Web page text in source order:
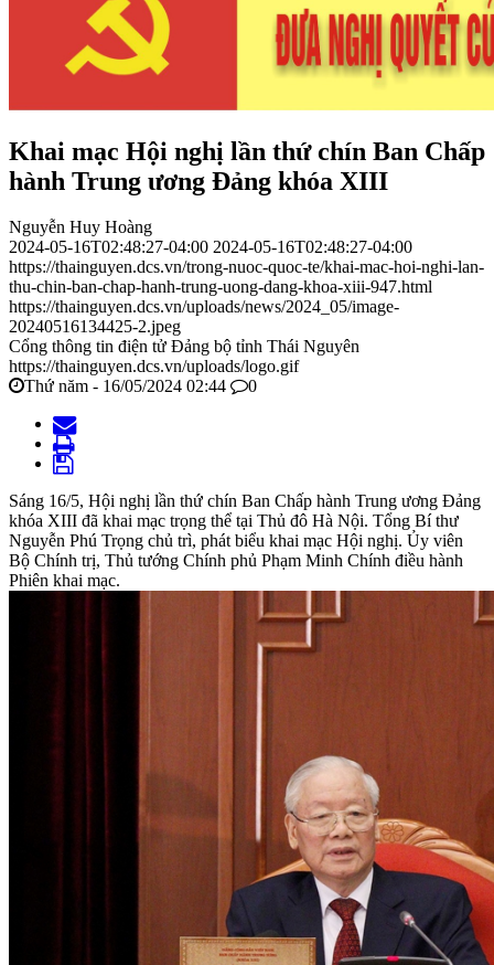
Khai mạc Hội nghị lần thứ chín Ban Chấp
hành Trung ương Đảng khóa XIII
Nguyễn Huy Hoàng
2024-05-16T02:48:27-04:00 2024-05-16T02:48:27-04:00
https://thainguyen.dcs.vn/trong-nuoc-quoc-te/khai-mac-hoi-nghi-lan-
thu-chin-ban-chap-hanh-trung-uong-dang-khoa-xiii-947.html
https://thainguyen.dcs.vn/uploads/news/2024_05/image-
20240516134425-2.jpeg
Cổng thông tin điện tử Đảng bộ tỉnh Thái Nguyên
https://thainguyen.dcs.vn/uploads/logo.gif
Thứ năm - 16/05/2024 02:44
0
Sáng 16/5, Hội nghị lần thứ chín Ban Chấp hành Trung ương Đảng
khóa XIII đã khai mạc trọng thể tại Thủ đô Hà Nội. Tổng Bí thư
Nguyễn Phú Trọng chủ trì, phát biểu khai mạc Hội nghị. Ủy viên
Bộ Chính trị, Thủ tướng Chính phủ Phạm Minh Chính điều hành
Phiên khai mạc.